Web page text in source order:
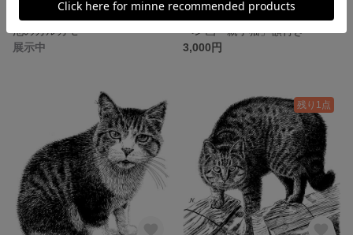
池のカルガモ
展示中
ペン画「親子猫」額付き
3,000円
残り1点